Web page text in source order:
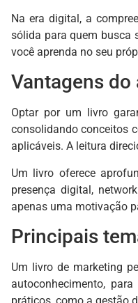
Na era digital, a
sólida para quem busca
você aprenda no seu
Vantagens
Optar por um livro
consolidando conceitos
aplicáveis. A leitura
Um livro oferece
presença digital,
apenas uma motivação
Principais
Um livro de marketing
autoconhecimento,